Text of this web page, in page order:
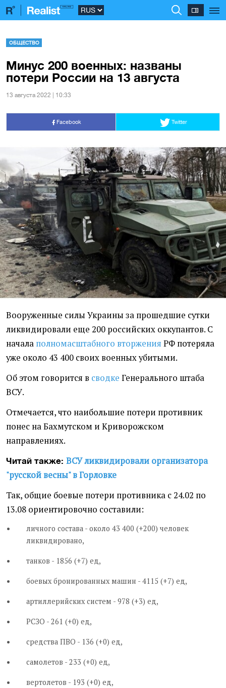
ОБЩЕСТВО
Минус 200 военных: названы
потери России на 13 августа
13 августа 2022 | 10:33
Facebook Twitter
Вооруженные силы Украины за прошедшие сутки
ликвидировали еще 200 российских оккупантов. С
начала полномасштабного вторжения РФ потеряла
уже около 43 400 своих военных убитыми.
Об этом говорится в сводке Генерального штаба
ВСУ.
Отмечается, что наибольшие потери противник
понес на Бахмутском и Криворожском
направлениях.
Читай также: ВСУ ликвидировали организатора
"русской весны" в Горловке
Так, общие боевые потери противника с 24.02 по
13.08 ориентировочно составили:
личного состава - около 43 400 (+200) человек
ликвидировано,
танков - 1856 (+7) ед,
боевых бронированных машин - 4115 (+7) ед,
артиллерийских систем - 978 (+3) ед,
РСЗО - 261 (+0) ед,
средства ПВО - 136 (+0) ед,
самолетов - 233 (+0) ед,
вертолетов - 193 (+0) ед,